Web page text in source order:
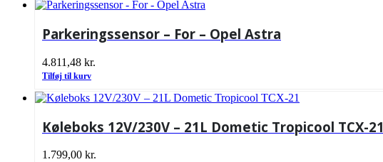
Parkeringssensor – For – Opel Astra
4.811,48 kr.
Tilføj til kurv
Køleboks 12V/230V – 21L Dometic Tropicool TCX-21
1.799,00 kr.